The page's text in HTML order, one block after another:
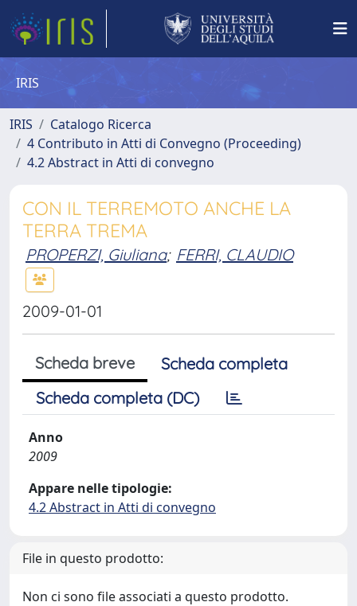
IRIS
IRIS
Catalogo Ricerca
4 Contributo in Atti di Convegno (Proceeding)
4.2 Abstract in Atti di convegno
CON IL TERREMOTO ANCHE LA
TERRA TREMA
PROPERZI, Giuliana; FERRI, CLAUDIO
2009-01-01
Scheda breve
Scheda completa
Scheda completa (DC)
Anno
2009
Appare nelle tipologie:
4.2 Abstract in Atti di convegno
File in questo prodotto:
Non ci sono file associati a questo prodotto.